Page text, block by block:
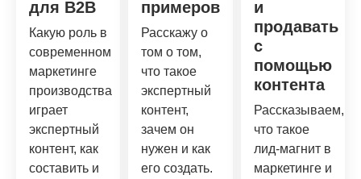
для B2B
Какую роль в
современном
маркетинге
производства
играет
экспертный
контент, как
составить и
примеров
Расскажу о
том о том,
что такое
экспертный
контент,
зачем он
нужен и как
его создать.
и
продавать
с
помощью
контента
Рассказываем,
что такое
лид-магнит в
маркетинге и